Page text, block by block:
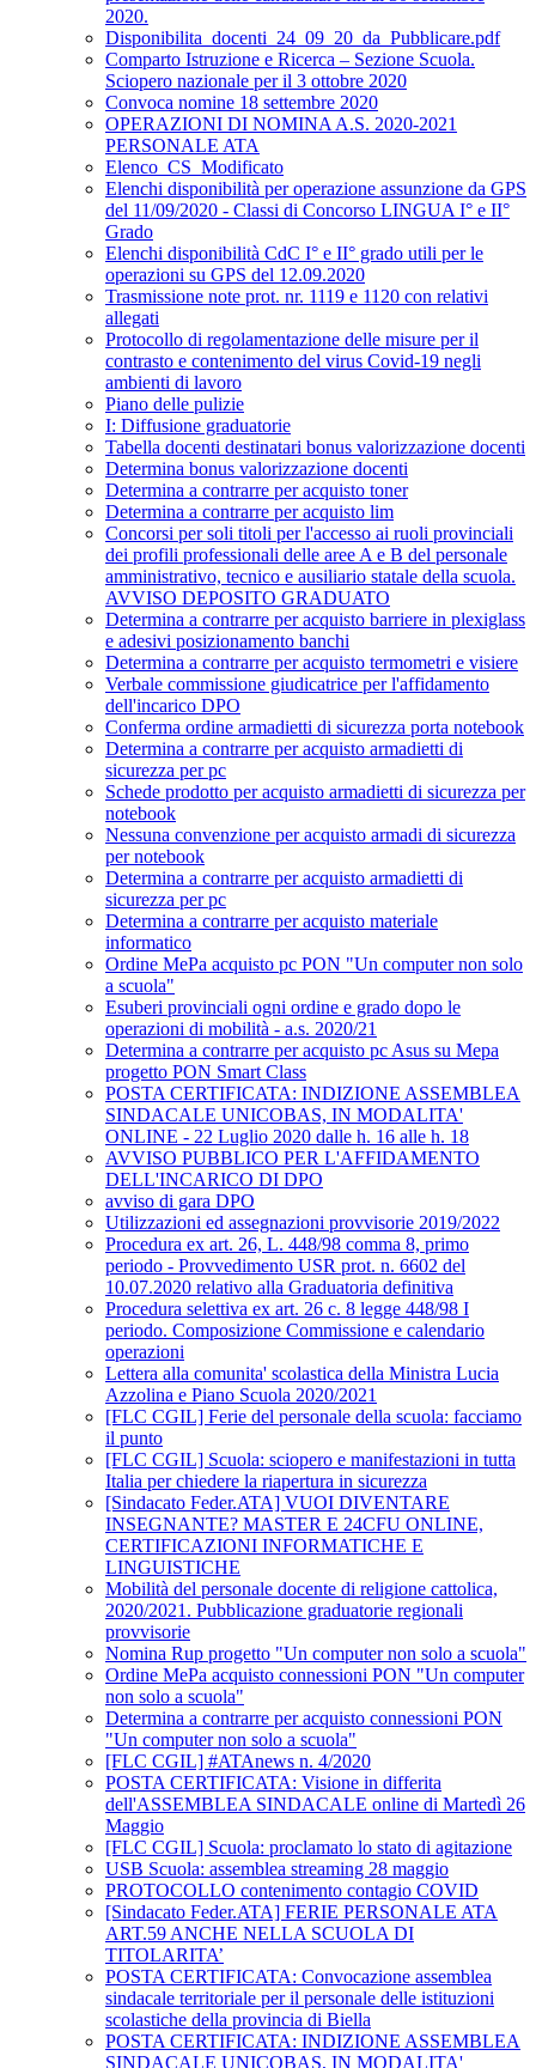
2020.
Disponibilita_docenti_24_09_20_da_Pubblicare.pdf
Comparto Istruzione e Ricerca – Sezione Scuola.
Sciopero nazionale per il 3 ottobre 2020
Convoca nomine 18 settembre 2020
OPERAZIONI DI NOMINA A.S. 2020-2021
PERSONALE ATA
Elenco_CS_Modificato
Elenchi disponibilità per operazione assunzione da GPS
del 11/09/2020 - Classi di Concorso LINGUA I° e II°
Grado
Elenchi disponibilità CdC I° e II° grado utili per le
operazioni su GPS del 12.09.2020
Trasmissione note prot. nr. 1119 e 1120 con relativi
allegati
Protocollo di regolamentazione delle misure per il
contrasto e contenimento del virus Covid-19 negli
ambienti di lavoro
Piano delle pulizie
I: Diffusione graduatorie
Tabella docenti destinatari bonus valorizzazione docenti
Determina bonus valorizzazione docenti
Determina a contrarre per acquisto toner
Determina a contrarre per acquisto lim
Concorsi per soli titoli per l'accesso ai ruoli provinciali
dei profili professionali delle aree A e B del personale
amministrativo, tecnico e ausiliario statale della scuola.
AVVISO DEPOSITO GRADUATO
Determina a contrarre per acquisto barriere in plexiglass
e adesivi posizionamento banchi
Determina a contrarre per acquisto termometri e visiere
Verbale commissione giudicatrice per l'affidamento
dell'incarico DPO
Conferma ordine armadietti di sicurezza porta notebook
Determina a contrarre per acquisto armadietti di
sicurezza per pc
Schede prodotto per acquisto armadietti di sicurezza per
notebook
Nessuna convenzione per acquisto armadi di sicurezza
per notebook
Determina a contrarre per acquisto armadietti di
sicurezza per pc
Determina a contrarre per acquisto materiale
informatico
Ordine MePa acquisto pc PON "Un computer non solo
a scuola"
Esuberi provinciali ogni ordine e grado dopo le
operazioni di mobilità - a.s. 2020/21
Determina a contrarre per acquisto pc Asus su Mepa
progetto PON Smart Class
POSTA CERTIFICATA: INDIZIONE ASSEMBLEA
SINDACALE UNICOBAS, IN MODALITA'
ONLINE - 22 Luglio 2020 dalle h. 16 alle h. 18
AVVISO PUBBLICO PER L'AFFIDAMENTO
DELL'INCARICO DI DPO
avviso di gara DPO
Utilizzazioni ed assegnazioni provvisorie 2019/2022
Procedura ex art. 26, L. 448/98 comma 8, primo
periodo - Provvedimento USR prot. n. 6602 del
10.07.2020 relativo alla Graduatoria definitiva
Procedura selettiva ex art. 26 c. 8 legge 448/98 I
periodo. Composizione Commissione e calendario
operazioni
Lettera alla comunita' scolastica della Ministra Lucia
Azzolina e Piano Scuola 2020/2021
[FLC CGIL] Ferie del personale della scuola: facciamo
il punto
[FLC CGIL] Scuola: sciopero e manifestazioni in tutta
Italia per chiedere la riapertura in sicurezza
[Sindacato Feder.ATA] VUOI DIVENTARE
INSEGNANTE? MASTER E 24CFU ONLINE,
CERTIFICAZIONI INFORMATICHE E
LINGUISTICHE
Mobilità del personale docente di religione cattolica,
2020/2021. Pubblicazione graduatorie regionali
provvisorie
Nomina Rup progetto "Un computer non solo a scuola"
Ordine MePa acquisto connessioni PON "Un computer
non solo a scuola"
Determina a contrarre per acquisto connessioni PON
"Un computer non solo a scuola"
[FLC CGIL] #ATAnews n. 4/2020
POSTA CERTIFICATA: Visione in differita
dell'ASSEMBLEA SINDACALE online di Martedì 26
Maggio
[FLC CGIL] Scuola: proclamato lo stato di agitazione
USB Scuola: assemblea streaming 28 maggio
PROTOCOLLO contenimento contagio COVID
[Sindacato Feder.ATA] FERIE PERSONALE ATA
ART.59 ANCHE NELLA SCUOLA DI
TITOLARITA’
POSTA CERTIFICATA: Convocazione assemblea
sindacale territoriale per il personale delle istituzioni
scolastiche della provincia di Biella
POSTA CERTIFICATA: INDIZIONE ASSEMBLEA
SINDACALE UNICOBAS, IN MODALITA'